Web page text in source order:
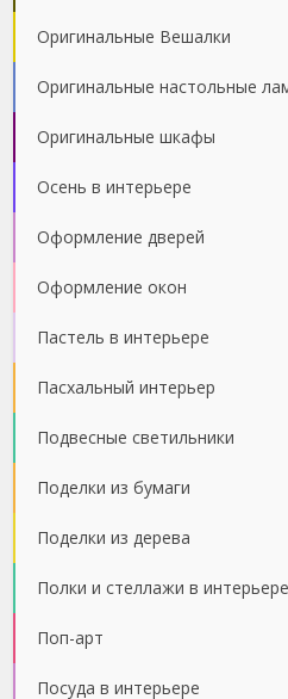
Оригинальные Вешалки
Оригинальные настольные
Оригинальные шкафы
Осень в интерьере
Оформление дверей
Оформление окон
Пастель в интерьере
Пасхальный интерьер
Подвесные светильники
Поделки из бумаги
Поделки из дерева
Полки и стеллажи в интерьере
Поп-арт
Посуда в интерьере